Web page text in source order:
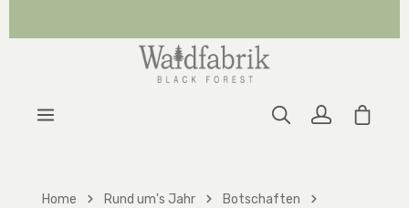
Home Rund um's Jahr
Botschaften